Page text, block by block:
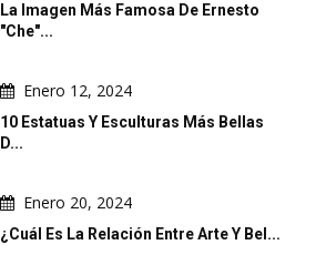
La Imagen Más Famosa De Ernesto
"Che"...
Enero 12, 2024
10 Estatuas Y Esculturas Más Bellas
D...
Enero 20, 2024
¿Cuál Es La Relación Entre Arte Y Bel...